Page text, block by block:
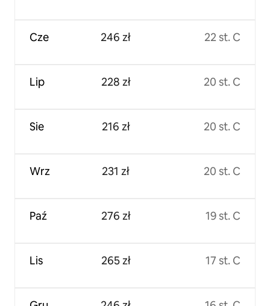
Cze
Lip
Sie
Wrz
Paź
Lis
246 zł
228 zł
216 zł
231 zł
276 zł
265 zł
22 st. C
20 st. C
20 st. C
20 st. C
19 st. C
17 st. C